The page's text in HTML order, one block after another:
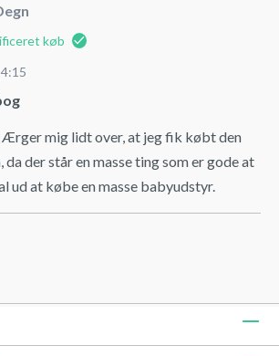
køb
mig lidt over, at jeg fik købt den
der står en masse ting som er gode at
ud at købe en masse babyudstyr.